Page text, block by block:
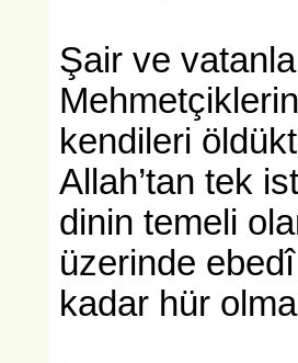
Şair ve
kendileri
Allah’tan tek
dinin temeli
üzerinde
kadar hür